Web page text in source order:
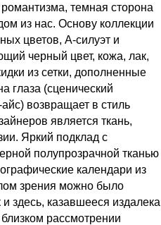
темная сторона
из нас. Основу коллекции
цветов, А-силуэт и
черный цвет, кожа, лак,
из сетки, дополненные
глаза (сценический
возвращает в стиль
является ткань,
Яркий подклад с
полупрозрачной тканью
календари из
зрения можно было
здесь, казавшееся издалека
рассмотрении